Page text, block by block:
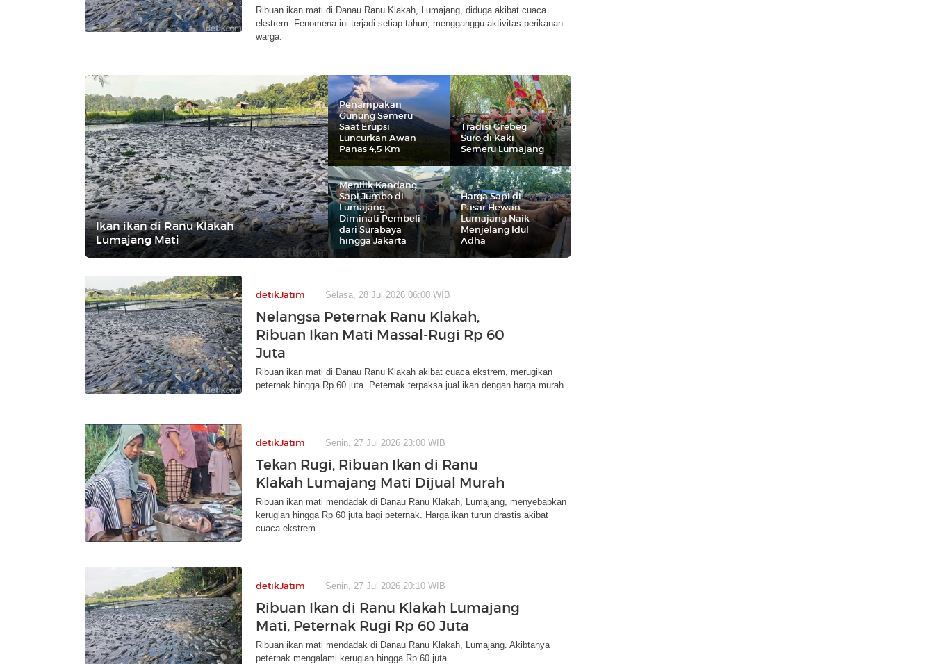
Ribuan ikan mati di Danau Ranu Klakah, Lumajang, diduga akibat cuaca
ekstrem. Fenomena ini terjadi setiap tahun, mengganggu aktivitas perikanan
warga.
Ikan ikan di Ranu Klakah
Lumajang Mati
Penampakan
Gunung Semeru
Saat Erupsi
Luncurkan Awan
Panas 4,5 Km
Tradisi Grebeg
Suro di Kaki
Semeru Lumajang
Menilik Kandang
Sapi Jumbo di
Lumajang,
Diminati Pembeli
dari Surabaya
hingga Jakarta
Harga Sapi di
Pasar Hewan
Lumajang Naik
Menjelang Idul
Adha
detikJatim Selasa, 28 Jul 2026 06:00 WIB
Nelangsa Peternak Ranu Klakah,
Ribuan Ikan Mati Massal-Rugi Rp 60
Juta
Ribuan ikan mati di Danau Ranu Klakah akibat cuaca ekstrem, merugikan
peternak hingga Rp 60 juta. Peternak terpaksa jual ikan dengan harga murah.
detikJatim Senin, 27 Jul 2026 23:00 WIB
Tekan Rugi, Ribuan Ikan di Ranu
Klakah Lumajang Mati Dijual Murah
Ribuan ikan mati mendadak di Danau Ranu Klakah, Lumajang, menyebabkan
kerugian hingga Rp 60 juta bagi peternak. Harga ikan turun drastis akibat
cuaca ekstrem.
detikJatim Senin, 27 Jul 2026 20:10 WIB
Ribuan Ikan di Ranu Klakah Lumajang
Mati, Peternak Rugi Rp 60 Juta
Ribuan ikan mati mendadak di Danau Ranu Klakah, Lumajang. Akibtanya
peternak mengalami kerugian hingga Rp 60 juta.